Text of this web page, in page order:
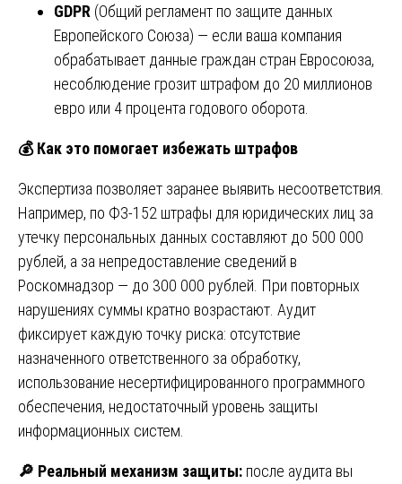
GDPR (Общий регламент по защите данных
Европейского Союза) — если ваша компания
обрабатывает данные граждан стран Евросоюза,
несоблюдение грозит штрафом до 20 миллионов
евро или 4 процента годового оборота.
💰Как это помогает избежать штрафов
Экспертиза позволяет заранее выявить несоответствия.
Например, по ФЗ-152 штрафы для юридических лиц за
утечку персональных данных составляют до 500 000
рублей, а за непредоставление сведений в
Роскомнадзор — до 300 000 рублей. При повторных
нарушениях суммы кратно возрастают. Аудит
фиксирует каждую точку риска: отсутствие
назначенного ответственного за обработку,
использование несертифицированного программного
обеспечения, недостаточный уровень защиты
информационных систем.
🔎 Реальный механизм защиты: после аудита вы